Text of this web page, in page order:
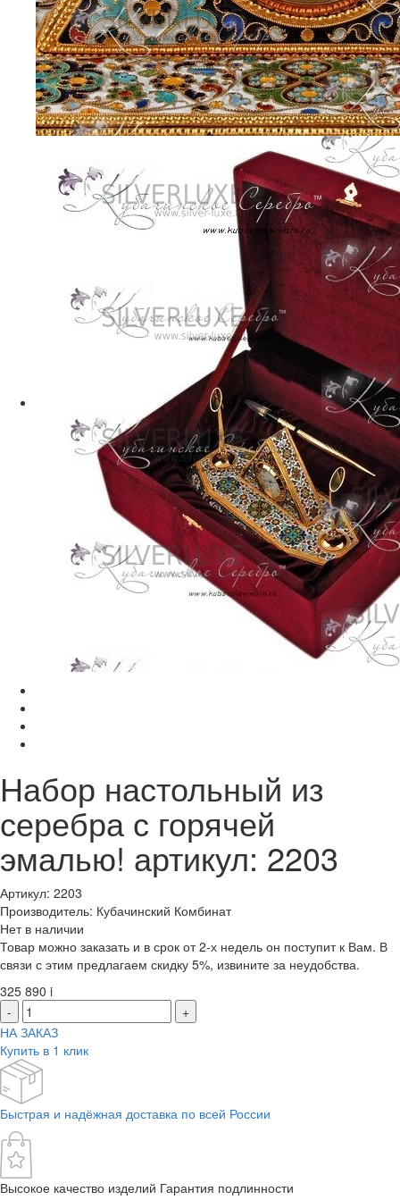
Набор настольный из
серебра с горячей
эмалью! артикул: 2203
Артикул: 2203
Производитель: Кубачинский Комбинат
Нет в наличии
Товар можно заказать и в срок от 2-х недель он поступит к Вам. В
связи с этим предлагаем скидку 5%, извините за неудобства.
325 890 i
-
+
НА ЗАКАЗ
Купить в 1 клик
Быстрая и надёжная доставка по всей России
Высокое качество изделий Гарантия подлинности